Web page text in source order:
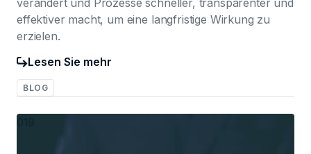
verändert und Prozesse schneller, transparenter und
effektiver macht, um eine langfristige Wirkung zu
erzielen.
Lesen Sie mehr
BLOG